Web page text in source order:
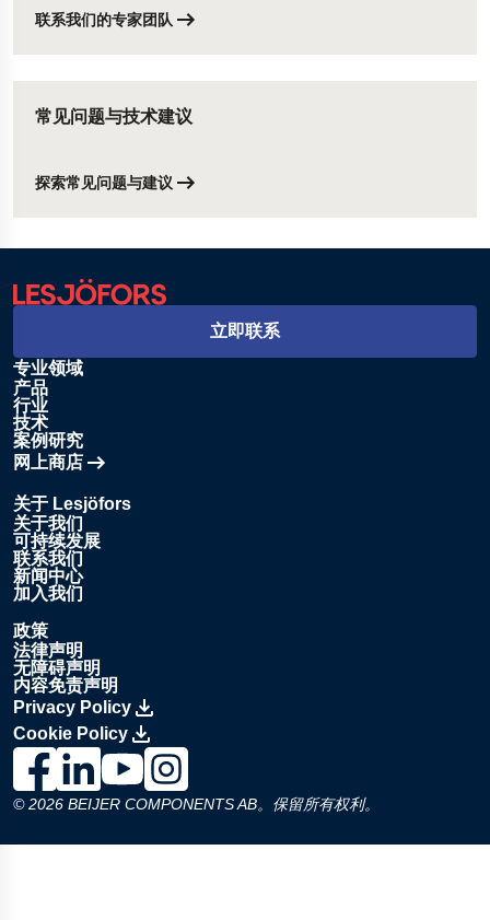
联系我们的专家团队
常见问题与技术建议
探索常见问题与建议
专业领域
产品
行业
技术
案例研究
网上商店
在新标签页中打开
关于 Lesjöfors
关于我们
可持续发展
联系我们
新闻中心
加入我们
政策
法律声明
无障碍声明
内容免责声明
Privacy Policy
Cookie Policy
立即联系
前往 Lesjöfors 的 Facebook 页面。, Opens in a new window
前往 Lesjöfors 的 LinkedIn 页面。, Opens in a new
前往 Lesjöfors 的 YouTube 页面。, Opens in a
前往 Lesjöfors 的 Instagram 页面。, Opens
© 2026 BEIJER COMPONENTS AB。保留所有权利。